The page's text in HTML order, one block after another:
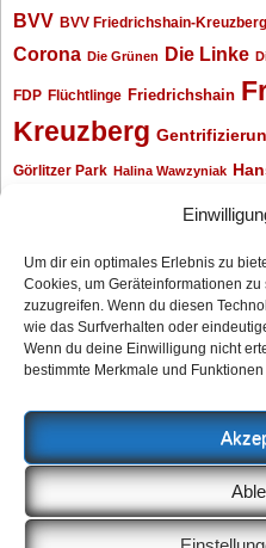
Um dir ein optimales Erlebnis zu
Cookies, um Geräteinformationen
zuzugreifen. Wenn du diesen
wie das Surfverhalten oder
Wenn du deine Einwilligung nicht
bestimmte Merkmale und
BVV BVV Friedrichshain-Kreuzberg
Corona Die Grünen Die Linke
FDP Flüchtlinge Friedrichshain
Kreuzberg
Görlitzer Park Halina Wawzyniak
Neukölln Oliver Nöll Oranienplatz
Redaktionsgespräch Senat
Archiv
Archiv
Impressum
Datenschutzerklärung
Anzeigen